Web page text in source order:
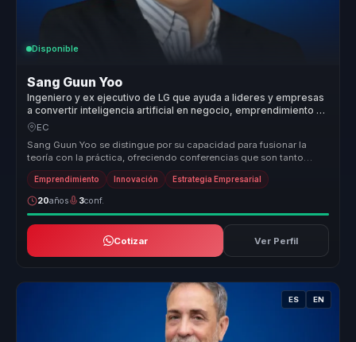
Disponible
Sang Guun Yoo
Ingeniero y ex ejecutivo de LG que ayuda a lideres y empresas
a convertir inteligencia artificial en negocio, emprendimiento y
ventaja competitiva.
EC
Sang Guun Yoo se distingue por su capacidad para fusionar la
teoría con la práctica, ofreciendo conferencias que son tanto
informativas c...
Emprendimiento Innovación Estrategia Empresarial
20años 3conf.
Cotizar Ver Perfil
ES EN